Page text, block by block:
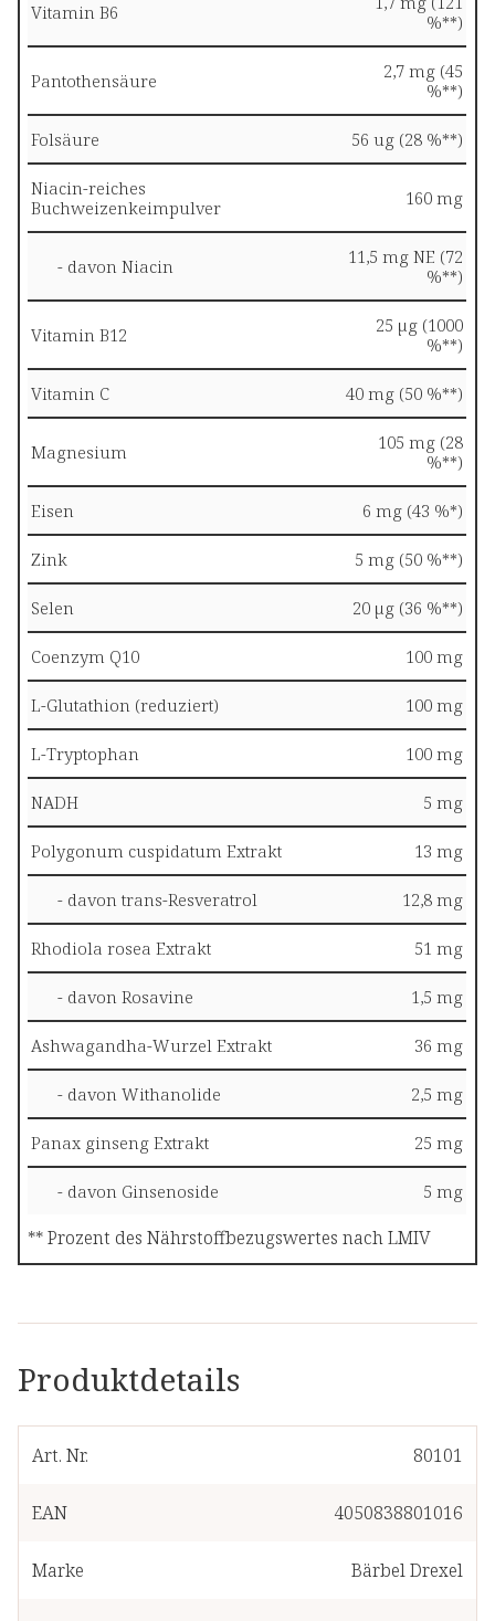
Produktdetails
Art. Nr. 80101
EAN 4050838801016
Marke Bärbel Drexel
Vitamin B6
%**)
Pantothensäure
2,7 mg (45
%**)
Folsäure 56 ug (28 %**)
Niacin-reiches
Buchweizenkeimpulver
160 mg
- davon Niacin
11,5 mg NE (72
%**)
Vitamin B12
25 µg (1000
%**)
Vitamin C 40 mg (50 %**)
Magnesium
105 mg (28
%**)
Eisen 6 mg (43 %*)
Zink 5 mg (50 %**)
Selen 20 µg (36 %**)
Coenzym Q10 100 mg
L-Glutathion (reduziert) 100 mg
L-Tryptophan 100 mg
NADH 5 mg
Polygonum cuspidatum Extrakt 13 mg
- davon trans-Resveratrol 12,8 mg
Rhodiola rosea Extrakt 51 mg
- davon Rosavine 1,5 mg
Ashwagandha-Wurzel Extrakt 36 mg
- davon Withanolide 2,5 mg
Panax ginseng Extrakt 25 mg
- davon Ginsenoside 5 mg
** Prozent des Nährstoffbezugswertes nach LMIV